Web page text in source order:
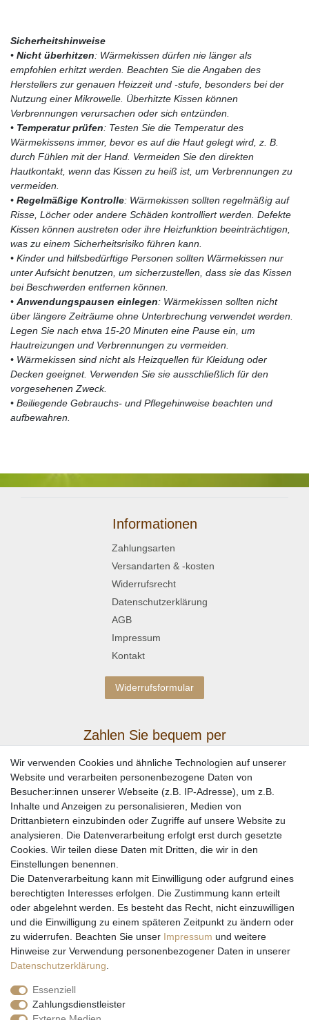
Sicherheitshinweise
• Nicht überhitzen: Wärmekissen dürfen nie länger als
empfohlen erhitzt werden. Beachten Sie die Angaben des
Herstellers zur genauen Heizzeit und -stufe, besonders bei der
Nutzung einer Mikrowelle. Überhitzte Kissen können
Verbrennungen verursachen oder sich entzünden.
• Temperatur prüfen: Testen Sie die Temperatur des
Wärmekissens immer, bevor es auf die Haut gelegt wird, z. B.
durch Fühlen mit der Hand. Vermeiden Sie den direkten
Hautkontakt, wenn das Kissen zu heiß ist, um Verbrennungen zu
vermeiden.
• Regelmäßige Kontrolle: Wärmekissen sollten regelmäßig auf
Risse, Löcher oder andere Schäden kontrolliert werden. Defekte
Kissen können austreten oder ihre Heizfunktion beeinträchtigen,
was zu einem Sicherheitsrisiko führen kann.
• Kinder und hilfsbedürftige Personen sollten Wärmekissen nur
unter Aufsicht benutzen, um sicherzustellen, dass sie das Kissen
bei Beschwerden entfernen können.
• Anwendungspausen einlegen: Wärmekissen sollten nicht
über längere Zeiträume ohne Unterbrechung verwendet werden.
Legen Sie nach etwa 15-20 Minuten eine Pause ein, um
Hautreizungen und Verbrennungen zu vermeiden.
• Wärmekissen sind nicht als Heizquellen für Kleidung oder
Decken geeignet. Verwenden Sie sie ausschließlich für den
vorgesehenen Zweck.
• Beiliegende Gebrauchs- und Pflegehinweise beachten und
aufbewahren.
Informationen
Zahlungsarten
Versandarten & -kosten
Widerrufsrecht
Datenschutzerklärung
AGB
Impressum
Kontakt
Widerrufsformular
Zahlen Sie bequem per
Wir versenden mit
Wir verwenden Cookies und ähnliche Technologien auf unserer
Website und verarbeiten personenbezogene Daten von
Besucher:innen unserer Webseite (z.B. IP-Adresse), um z.B.
Inhalte und Anzeigen zu personalisieren, Medien von
Drittanbietern einzubinden oder Zugriffe auf unsere Website zu
analysieren. Die Datenverarbeitung erfolgt erst durch gesetzte
Cookies. Wir teilen diese Daten mit Dritten, die wir in den
Einstellungen benennen.
Die Datenverarbeitung kann mit Einwilligung oder aufgrund eines
berechtigten Interesses erfolgen. Die Zustimmung kann erteilt
oder abgelehnt werden. Es besteht das Recht, nicht einzuwilligen
und die Einwilligung zu einem späteren Zeitpunkt zu ändern oder
zu widerrufen. Beachten Sie unser Impressum und weitere
Hinweise zur Verwendung personenbezogener Daten in unserer
Daten­schutz­erklärung
Essenziell
Zahlungsdienstleister